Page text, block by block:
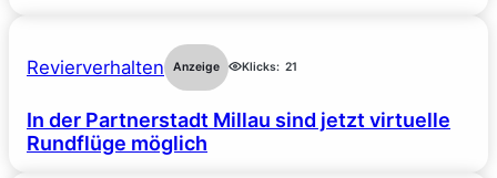
Revierverhalten Anzeige Klicks: 21
In der Partnerstadt Millau sind jetzt virtuelle
Rundflüge möglich